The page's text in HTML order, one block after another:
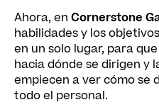
Ahora, en Cornerstone
habilidades y los
en un solo lugar, para
hacia dónde se dirigen y
empiecen a ver cómo se
todo el personal.